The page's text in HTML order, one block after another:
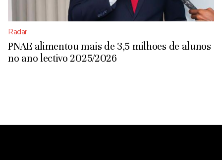
Radar
PNAE alimentou mais de 3,5 milhões de alunos
no ano lectivo 2025/2026